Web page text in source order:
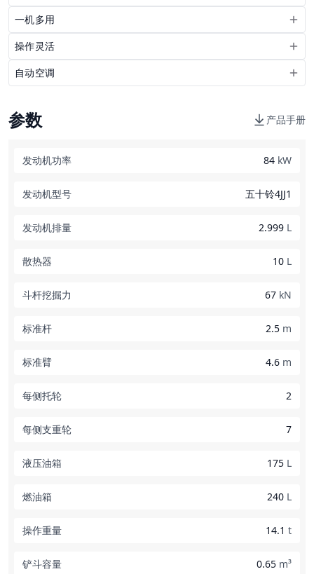
一机多用
操作灵活
自动空调
参数 产品手册
发动机功率 84 kW
发动机型号 五十铃4JJ1
发动机排量 2.999 L
散热器 10 L
斗杆挖掘力 67 kN
标准杆 2.5 m
标准臂 4.6 m
每侧托轮 2
每侧支重轮 7
液压油箱 175 L
燃油箱 240 L
操作重量 14.1 t
铲斗容量 0.65 m³